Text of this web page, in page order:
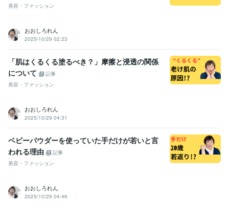
美容・ファッション
おおしろれん
2025/10/29 02:23
「肌はくるくる塗るべき？」摩擦と浸透の関係
について
記事
美容・ファッション
おおしろれん
2025/10/29 04:31
ベビーパウダーを使っていた手だけが若いと言
われる理由
記事
美容・ファッション
おおしろれん
2025/10/29 04:46